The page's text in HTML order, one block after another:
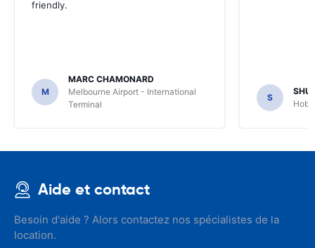
friendly.
M
MARC CHAMONARD
Melbourne Airport - International
Terminal
S
Aide et contact
Besoin d'aide ? Alors contactez nos spécialistes de la
location.